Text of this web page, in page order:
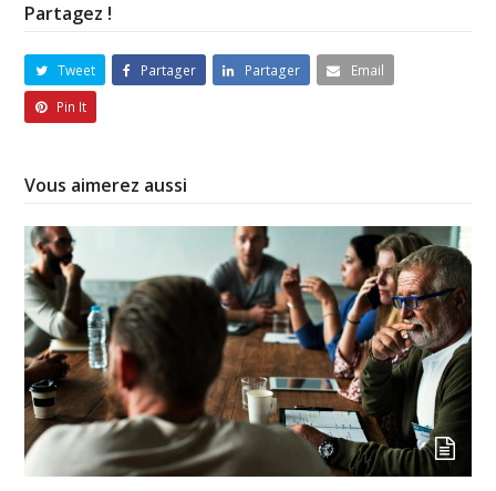
Partagez !
Tweet Partager Partager
Email
Pin It
Vous aimerez aussi